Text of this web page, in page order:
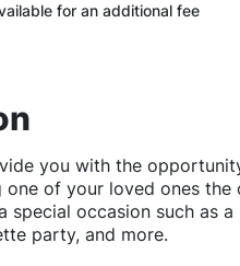
for an additional fee
you with the
of your loved ones the
special occasion such as
party, and more.